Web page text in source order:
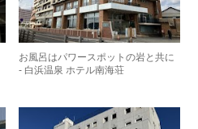
お風呂はパワースポットの岩と共に
- 白浜温泉 ホテル南海荘